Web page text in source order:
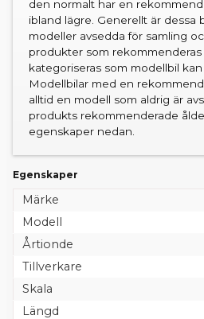
den normalt har en
ibland lägre. Generellt är dessa
modeller avsedda för samling
produkter som rekommenderas
kategoriseras som modellbil
Modellbilar med en
alltid en modell som aldrig är
produkts rekommenderade
egenskaper nedan.
Egenskaper
Märke
Modell
Årtionde
Tillverkare
Skala
Längd